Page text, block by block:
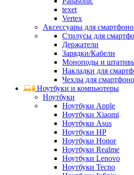
texet
Vertex
Аксессуары для
Стилусы для
Держатели
Зарядки/Кабели
Моноподы и
Накладки для
Чехлы для
Ноутбуки и компьютеры
Ноутбуки
Ноутбуки Apple
Ноутбуки Xiaomi
Ноутбуки Asus
Ноутбуки HP
Ноутбуки Honor
Ноутбуки Realme
Ноутбуки Lenovo
Ноутбуки Tecno